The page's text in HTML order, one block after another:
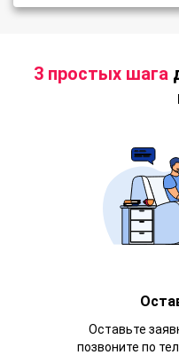
3 простых шага
Оставьте
позвоните по